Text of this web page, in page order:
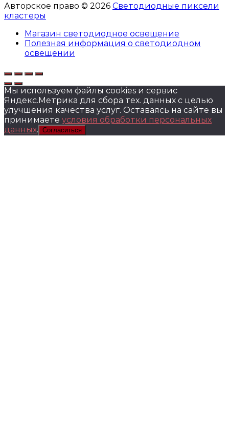
Авторское право © 2026 Светодиодные пиксели
кластеры
Магазин светодиодное освещение
Полезная информация о светодиодном
освещении
Мы используем файлы cookies и сервис
Яндекс.Метрика для сбора тех. данных с целью
улучшения качества услуг. Оставаясь на сайте вы
принимаете условия обработки персональных
данных. Согласиться